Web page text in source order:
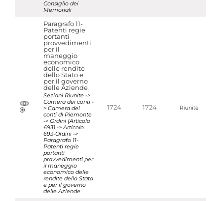
Consiglio dei
Memoriali
Paragrafo 11-
Patenti regie
portanti
provvedimenti
per il
maneggio
economico
delle rendite
dello Stato e
per il governo
delle Aziende
Sezioni Riunite ->
Camera dei conti -
> Camera dei
conti di Piemonte
-> Ordini (Articolo
693) -> Articolo
693-Ordini ->
Paragrafo 11-
Patenti regie
portanti
provvedimenti per
il maneggio
economico delle
rendite dello Stato
e per il governo
delle Aziende
1724 1724 Riunite